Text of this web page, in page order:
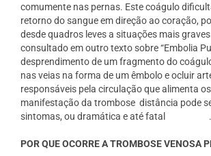
comumente nas pernas. Este coágulo
retorno do sangue em direção ao coração,
desde quadros leves a situações mais
consultado em outro texto sobre “Embolia
desprendimento de um fragmento do
nas veias na forma de um êmbolo e ocluir
responsáveis pela circulação que alimenta
manifestação da trombose distância pode
sintomas, ou dramática e até fatal
.
POR QUE OCORRE A TROMBOSE VENOSA